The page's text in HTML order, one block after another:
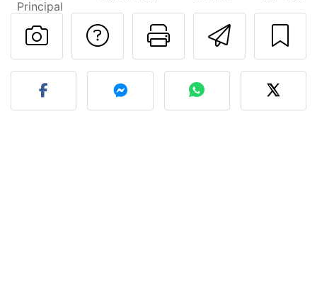
Principal
Imprima
Falar com o autor
Fez esta receita?